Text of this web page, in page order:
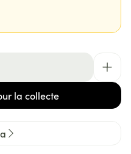
la collecte